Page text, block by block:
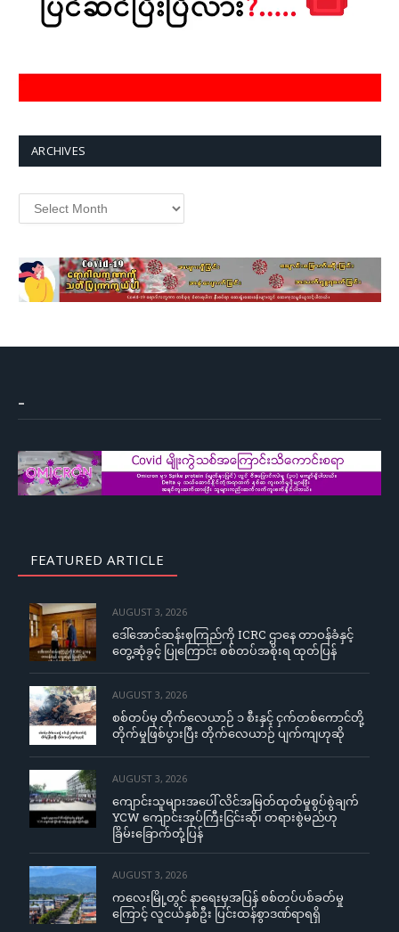
ARCHIVES
Archives
–
FEATURED ARTICLE
AUGUST 3, 2026
ဒေါ်အောင်ဆန်းစုကြည်ကို ICRC ဌာနေ တာဝန်ခံနှင့်
တွေ့ဆုံခွင့် ပြုကြောင်း စစ်တပ်အစိုးရ ထုတ်ပြန်
AUGUST 3, 2026
စစ်တပ်မှ တိုက်လေယာဉ် ၁ စီးနှင့် ငှက်တစ်ကောင်တို့
တိုက်မှုဖြစ်ပွားပြီး တိုက်လေယာဉ် ပျက်ကျဟုဆို
AUGUST 3, 2026
ကျောင်းသူများအပေါ် လိင်အမြတ်ထုတ်မှုစွပ်စွဲချက်
YCW ကျောင်းအုပ်ကြီးငြင်းဆို၊ တရားစွဲမည်ဟု
ခြိမ်းခြောက်တုံ့ပြန်
AUGUST 3, 2026
ကလေးမြို့တွင် နာရေးမှအပြန် စစ်တပ်ပစ်ခတ်မှု
ကြောင့် လူငယ်နှစ်ဦး ပြင်းထန်စွာဒဏ်ရာရရှိ